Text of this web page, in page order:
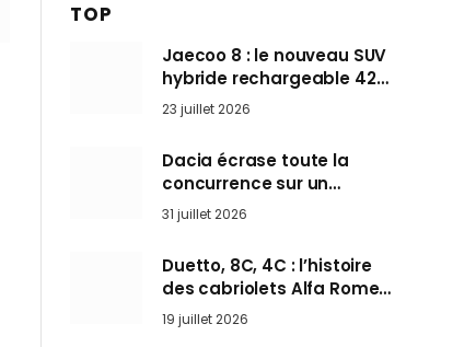
TOP
Jaecoo 8 : le nouveau SUV
hybride rechargeable 428
ch qui vise l’Audi Q7 arrive
en Europe cet automne
23 juillet 2026
Dacia écrase toute la
concurrence sur un
marché où personne ne
l’attendait
31 juillet 2026
Duetto, 8C, 4C : l’histoire
des cabriolets Alfa Romeo,
ces Spider qui ont défini
l’art de rouler cheveux au
19 juillet 2026